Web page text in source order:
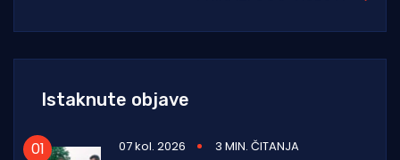
Istaknute objave
07 kol. 2026
3 MIN. ČITANJA